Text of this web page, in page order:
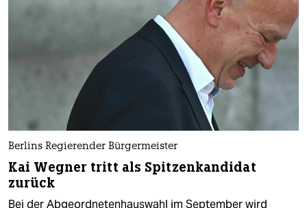
Berlins Regierender Bürgermeister
Kai Wegner tritt als Spitzenkandidat
zurück
Bei der Abgeordnetenhauswahl im September wird